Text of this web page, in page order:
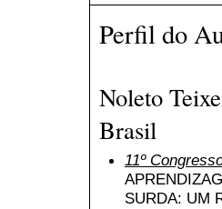
Perfil do
Noleto
Brasil
11º
SURDA: UM